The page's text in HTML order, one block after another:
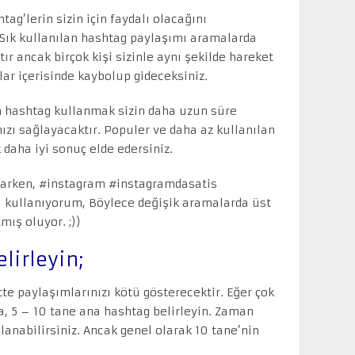
sizin için faydalı olacağını
kullanılan hashtag paylaşımı aramalarda
ancak birçok kişi sizinle aynı şekilde hareket
içerisinde kaybolup gideceksiniz.
kullanmak sizin daha uzun süre
sağlayacaktır. Populer ve daha az kullanılan
iyi sonuç elde edersiniz.
#instagram #instagramdasatis
Böylece değişik aramalarda üst
oluyor. ;))
paylaşımlarınızı kötü gösterecektir. Eğer çok
5 – 10 tane ana hashtag belirleyin. Zaman
Ancak genel olarak 10 tane’nin